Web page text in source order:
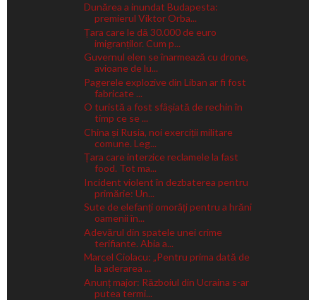
Dunărea a inundat Budapesta:
premierul Viktor Orba...
Țara care le dă 30.000 de euro
imigranților. Cum p...
Guvernul elen se înarmează cu drone,
avioane de lu...
Pagerele explozive din Liban ar fi fost
fabricate ...
O turistă a fost sfâșiată de rechin în
timp ce se ...
China și Rusia, noi exerciții militare
comune. Leg...
Țara care interzice reclamele la fast
food. Tot ma...
Incident violent în dezbaterea pentru
primărie: Un...
Sute de elefanți omorâți pentru a hrăni
oamenii în...
Adevărul din spatele unei crime
terifiante. Abia a...
Marcel Ciolacu: „Pentru prima dată de
la aderarea ...
Anunț major: Războiul din Ucraina s-ar
putea termi...